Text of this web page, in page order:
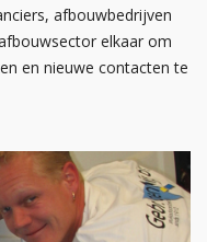
afbouwbedrijven
elkaar om
en nieuwe contacten te